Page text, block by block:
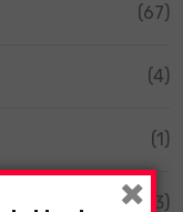
(67)
(4)
(1)
(3)
×